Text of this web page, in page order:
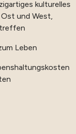
kulturelles
und West,
Leben